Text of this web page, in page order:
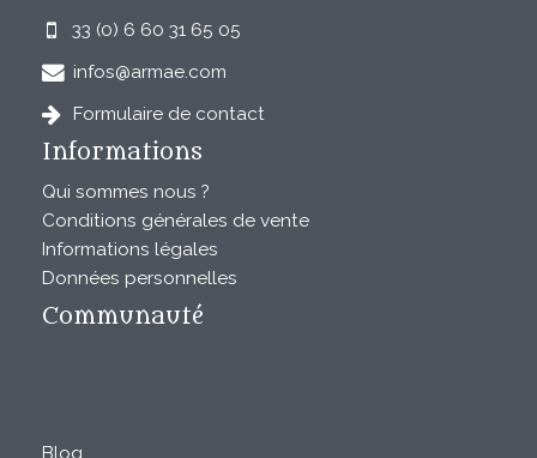
33 (0) 6 60 31 65 05
infos@armae.com
Formulaire de contact
Informations
Qui sommes nous ?
Conditions générales de vente
Informations légales
Données personnelles
Communauté
Blog